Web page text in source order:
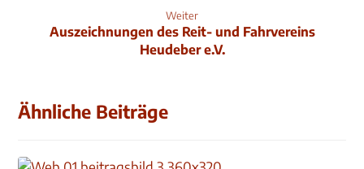
Weiter
Auszeichnungen des Reit- und Fahrvereins
Heudeber e.V.
Ähnliche Beiträge